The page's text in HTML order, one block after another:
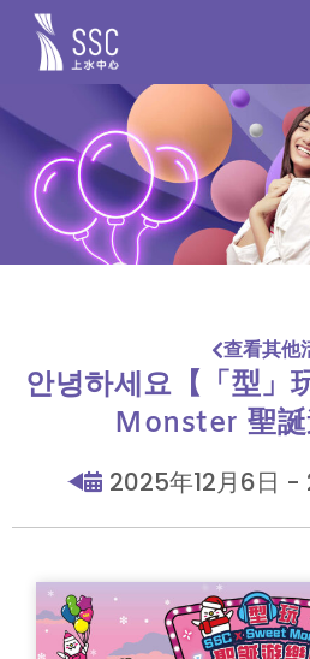
查看其他
안녕하세요【「型」
Monster 聖誕
2025年12月6日 -